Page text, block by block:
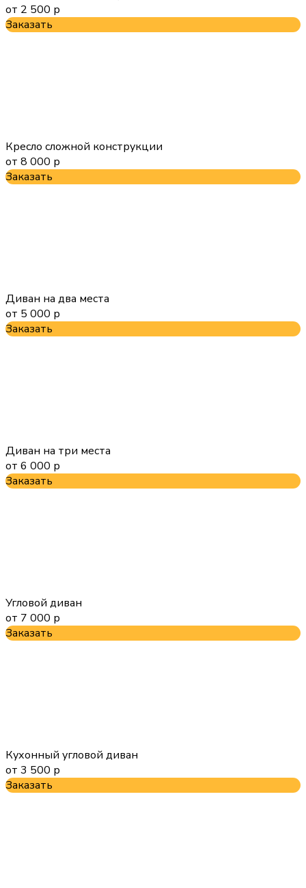
от 2 500 р
Заказать
Кресло сложной конструкции
от 8 000 р
Заказать
Диван на два места
от 5 000 р
Заказать
Диван на три места
от 6 000 р
Заказать
Угловой диван
от 7 000 р
Заказать
Кухонный угловой диван
от 3 500 р
Заказать